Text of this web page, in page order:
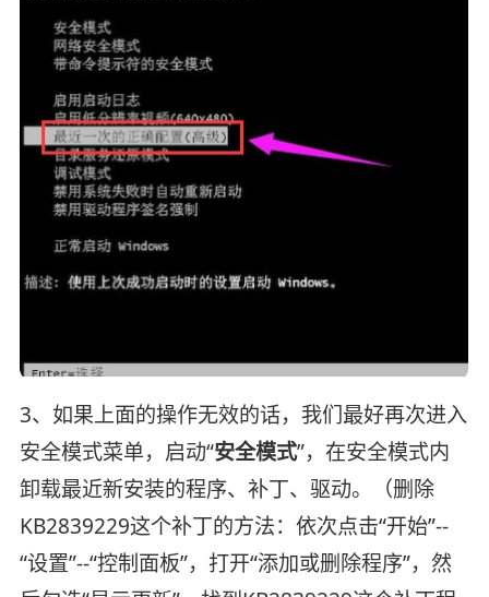
3、如果上面的操作无效的话，我们最好再次进入
安全模式菜单，启动“安全模式”，在安全模式内
卸载最近新安装的程序、补丁、驱动。（删除
KB2839229这个补丁的方法：依次点击“开始”--
“设置”--“控制面板”，打开“添加或删除程序”，然